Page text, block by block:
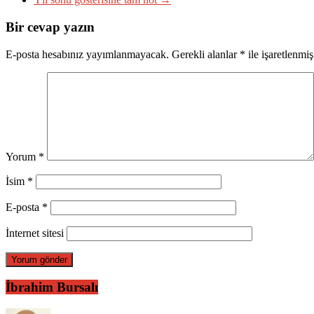
Bir cevap yazın
E-posta hesabınız yayımlanmayacak. Gerekli alanlar * ile
Yorum *
İsim *
E-posta *
İnternet sitesi
İbrahim Bursalı